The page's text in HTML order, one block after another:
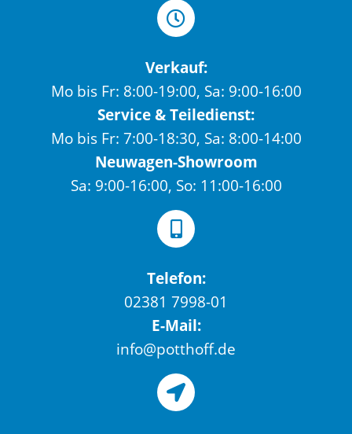
Verkauf:
Mo bis Fr: 8:00-19:00, Sa: 9:00-16:00
Service & Teiledienst:
Mo bis Fr: 7:00-18:30, Sa: 8:00-14:00
Neuwagen-Showroom
Sa: 9:00-16:00, So: 11:00-16:00
Telefon:
02381 7998-01
E-Mail:
info@potthoff.de